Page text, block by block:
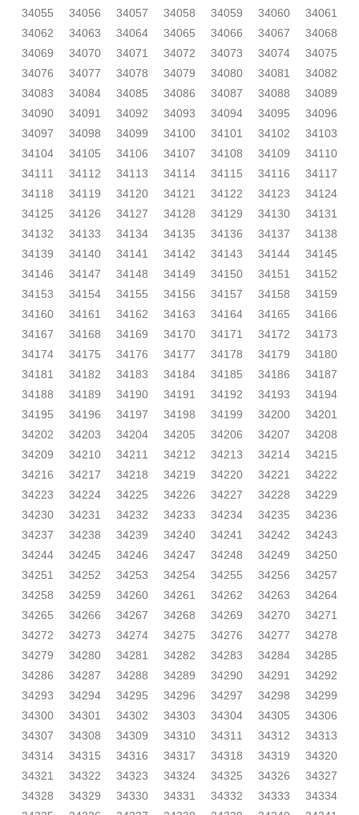
34055
34056 34057 34058 34059 34060
34061
34062
34063 34064 34065 34066 34067
34068
34069
34070 34071 34072 34073 34074
34075
34076
34077 34078 34079 34080 34081
34082
34083
34084 34085 34086 34087 34088
34089
34090
34091 34092 34093 34094 34095
34096
34097
34098 34099 34100 34101 34102
34103
34104
34105 34106 34107 34108 34109
34110
34111
34112 34113 34114 34115 34116
34117
34118
34119 34120 34121 34122 34123
34124
34125
34126 34127 34128 34129 34130
34131
34132
34133 34134 34135 34136 34137
34138
34139
34140 34141 34142 34143 34144
34145
34146
34147 34148 34149 34150 34151
34152
34153
34154 34155 34156 34157 34158
34159
34160
34161 34162 34163 34164 34165
34166
34167
34168 34169 34170 34171 34172
34173
34174
34175 34176 34177 34178 34179
34180
34181
34182 34183 34184 34185 34186
34187
34188
34189 34190 34191 34192 34193
34194
34195
34196 34197 34198 34199 34200
34201
34202
34203 34204 34205 34206 34207
34208
34209
34210 34211 34212 34213 34214
34215
34216
34217 34218 34219 34220 34221
34222
34223
34224 34225 34226 34227 34228
34229
34230
34231 34232 34233 34234 34235
34236
34237
34238 34239 34240 34241 34242
34243
34244
34245 34246 34247 34248 34249
34250
34251
34252 34253 34254 34255 34256
34257
34258
34259 34260 34261 34262 34263
34264
34265
34266 34267 34268 34269 34270
34271
34272
34273 34274 34275 34276 34277
34278
34279
34280 34281 34282 34283 34284
34285
34286
34287 34288 34289 34290 34291
34292
34293
34294 34295 34296 34297 34298
34299
34300
34301 34302 34303 34304 34305
34306
34307
34308 34309 34310 34311 34312
34313
34314
34315 34316 34317 34318 34319
34320
34321
34322 34323 34324 34325 34326
34327
34328
34329 34330 34331 34332 34333
34334